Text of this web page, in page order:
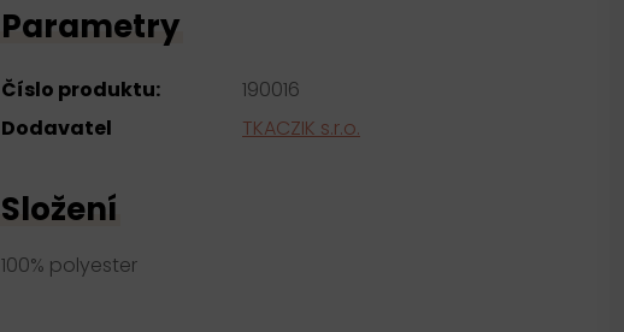
Parametry
Číslo produktu:
190016
Dodavatel
TKACZIK s.r.o.
Složení
100% polyester